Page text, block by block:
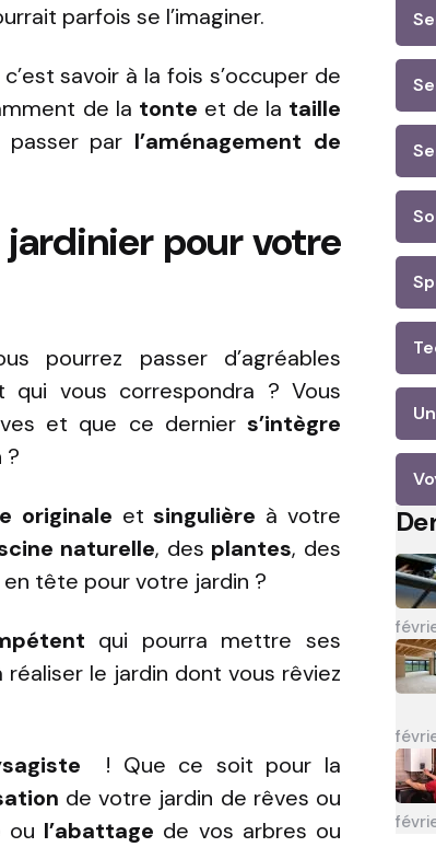
parfois se l’imaginer.
c’est savoir à la fois s’occuper de
de la tonte et de la taille
par l’aménagement de
pour votre
pourrez passer d’agréables
vous correspondra ? Vous
et que ce dernier s’intègre
?
originale etsingulière à votre
naturelle, des plantes, des
tête pour votre jardin ?
qui pourra mettre ses
le jardin dont vous rêviez
! Que ce soit pour la
de votre jardin de rêves ou
ou l’abattage de vos arbres ou